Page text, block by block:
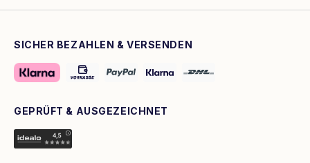
SICHER BEZAHLEN & VERSENDEN
GEPRÜFT & AUSGEZEICHNET